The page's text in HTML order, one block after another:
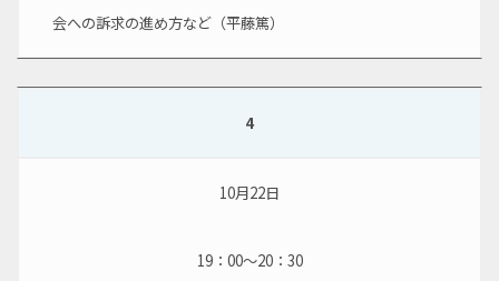
会への訴求の進め方など（平藤篤）
4
10月22日
19：00～20：30